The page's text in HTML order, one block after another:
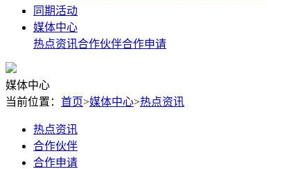
同期活动
媒体中心
热点资讯合作伙伴合作申请
媒体中心
当前位置： 首页>媒体中心>热点资讯
热点资讯
合作伙伴
合作申请